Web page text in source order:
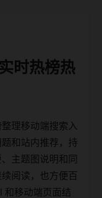
时热榜热
理移动端搜索入
和站内推荐，持
主题图说明和同
阅读，也方便百
和移动端页面结